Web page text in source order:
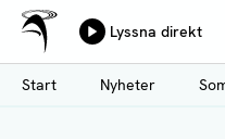
Hoppa
till
huvudinnehåll
Ålands Radio & TV
Lyssna direkt
Start
Nyheter